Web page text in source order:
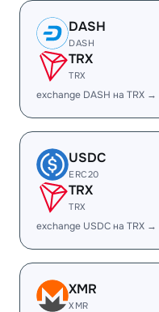
DASH
DASH
TRX
TRX
exchange DASH на TRX →
USDC
ERC20
TRX
TRX
exchange USDC на TRX →
XMR
XMR